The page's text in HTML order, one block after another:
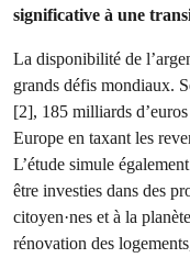
significative à une
La disponibilité de
grands défis mondiaux.
[2], 185 milliards
Europe en taxant les
L’étude simule
être investies dans des
citoyen·nes et à la
rénovation des